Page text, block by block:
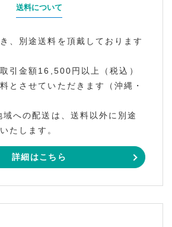
送料について
、別途送料を頂戴しております
引金額16,500円以上（税込）
とさせていただきます（沖縄・
への配送は、送料以外に別途
たします。
詳細はこちら